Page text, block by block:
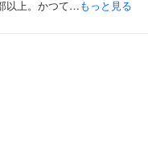
以上。かつて…もっと見る